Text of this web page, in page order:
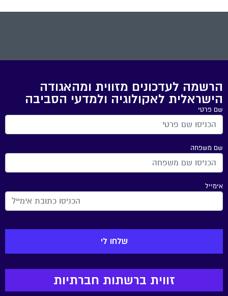
הרשמה לעדכונים מזווית ומהאגודה
הישראלית לאקולוגיה ולמדעי הסביבה
שם פרטי
שם משפחה
אימייל
זווית ברשתות חברתיות